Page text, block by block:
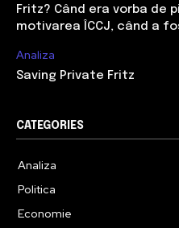
Fritz? Când era vorba de
motivarea ÎCCJ, când a
Analiza
Saving Private Fritz
CATEGORIES
Analiza
Politica
Economie